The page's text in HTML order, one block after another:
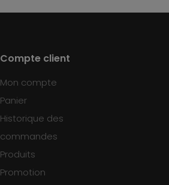
Compte client
Mon compte
Panier
Historique des
commandes
Produits
Promotion